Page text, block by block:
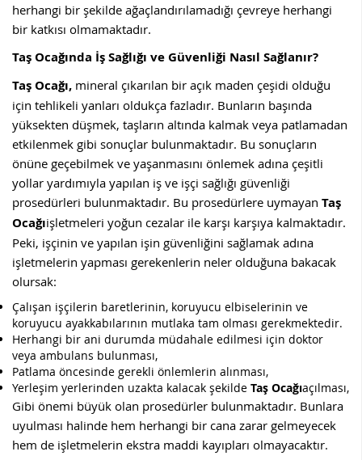
herhangi bir şekilde ağaçlandırılamadığı çevreye herhangi
bir katkısı olmamaktadır.
Taş Ocağında İş Sağlığı ve Güvenliği Nasıl Sağlanır?
Taş Ocağı, mineral çıkarılan bir açık maden çeşidi olduğu
için tehlikeli yanları oldukça fazladır. Bunların başında
yüksekten düşmek, taşların altında kalmak veya patlamadan
etkilenmek gibi sonuçlar bulunmaktadır. Bu sonuçların
önüne geçebilmek ve yaşanmasını önlemek adına çeşitli
yollar yardımıyla yapılan iş ve işçi sağlığı güvenliği
prosedürleri bulunmaktadır. Bu prosedürlere uymayan Taş
Ocağıişletmeleri yoğun cezalar ile karşı karşıya kalmaktadır.
Peki, işçinin ve yapılan işin güvenliğini sağlamak adına
işletmelerin yapması gerekenlerin neler olduğuna bakacak
olursak:
Çalışan işçilerin baretlerinin, koruyucu elbiselerinin ve
koruyucu ayakkabılarının mutlaka tam olması gerekmektedir.
Herhangi bir ani durumda müdahale edilmesi için doktor
veya ambulans bulunması,
Patlama öncesinde gerekli önlemlerin alınması,
Yerleşim yerlerinden uzakta kalacak şekilde Taş Ocağıaçılması,
Gibi önemi büyük olan prosedürler bulunmaktadır. Bunlara
uyulması halinde hem herhangi bir cana zarar gelmeyecek
hem de işletmelerin ekstra maddi kayıpları olmayacaktır.